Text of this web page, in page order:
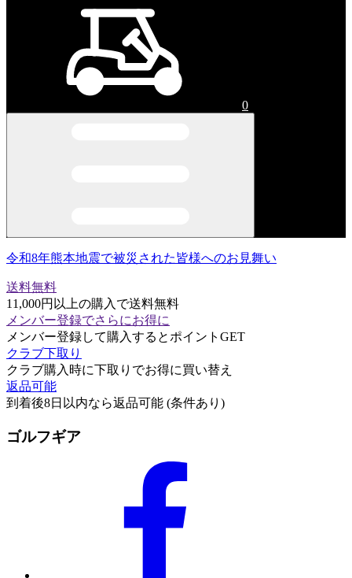
0
令和8年熊本地震で被災された皆様へのお見舞い
送料無料
11,000円以上の購入で送料無料
メンバー登録でさらにお得に
メンバー登録して購入するとポイントGET
クラブ下取り
クラブ購入時に下取りでお得に買い替え
返品可能
到着後8日以内なら返品可能 (条件あり)
ゴルフギア